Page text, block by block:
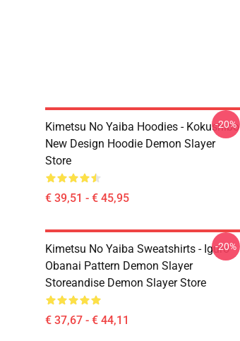
Kimetsu No Yaiba Hoodies - Kokushibo
New Design Hoodie Demon Slayer
Store
€ 39,51 - € 45,95
-20%
Kimetsu No Yaiba Sweatshirts - Iguro
Obanai Pattern Demon Slayer
Storeandise Demon Slayer Store
€ 37,67 - € 44,11
-20%